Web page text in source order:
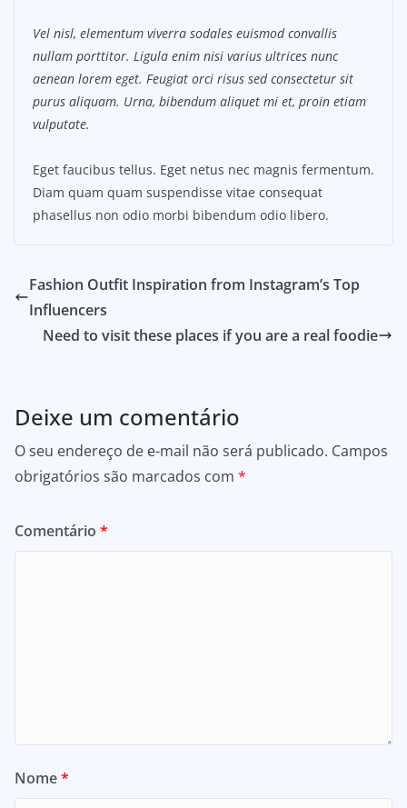
Vel nisl, elementum viverra sodales euismod convallis
nullam porttitor. Ligula enim nisi varius ultrices nunc
aenean lorem eget. Feugiat orci risus sed consectetur sit
purus aliquam. Urna, bibendum aliquet mi et, proin etiam
vulputate.
Eget faucibus tellus. Eget netus nec magnis fermentum.
Diam quam quam suspendisse vitae consequat
phasellus non odio morbi bibendum odio libero.
Fashion Outfit Inspiration from Instagram’s Top
Influencers
Need to visit these places if you are a real foodie
Deixe um comentário
O seu endereço de e-mail não será publicado. Campos
obrigatórios são marcados com *
Comentário *
Nome*